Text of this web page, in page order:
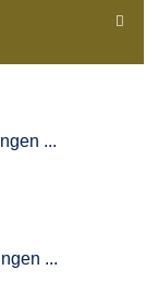

...
...